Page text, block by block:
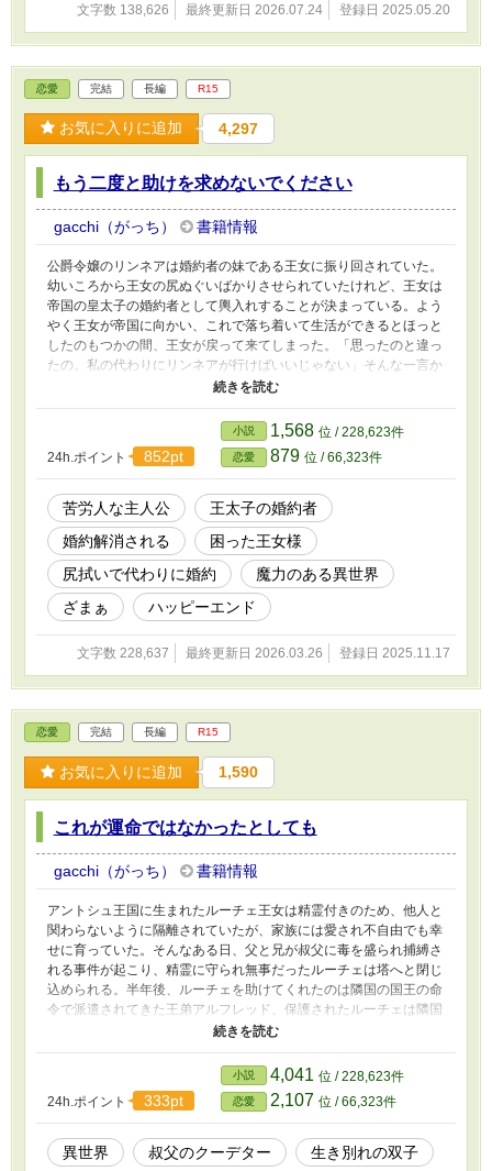
文字数 138,626 最終更新日 2026.07.24 登録日 2025.05.20
恋愛 完結 長編 R15
お気に入りに追加 4,297
もう二度と助けを求めないでください
gacchi（がっち） 書籍情報
公爵令嬢のリンネアは婚約者の妹である王女に振り回されていた。
幼いころから王女の尻ぬぐいばかりさせられていたけれど、王女は
帝国の皇太子の婚約者として輿入れすることが決まっている。よう
やく王女が帝国に向かい、これで落ち着いて生活ができるとほっと
したのもつかの間、王女が戻って来てしまった。「思ったのと違っ
たの。私の代わりにリンネアが行けばいいじゃない」そんな一言か
ら代わりの婚約者として帝国に向かうことになったリンネア。処刑
されることも覚悟して向かったけれど……。
24h.ポイント 852pt
小説 1,568 位 / 228,623件
恋愛 879 位 / 66,323件
苦労人な主人公
王太子の婚約者
婚約解消される
困った王女様
尻拭いで代わりに婚約
魔力のある異世界
ざまぁ
ハッピーエンド
文字数 228,637 最終更新日 2026.03.26 登録日 2025.11.17
恋愛 完結 長編 R15
お気に入りに追加 1,590
これが運命ではなかったとしても
gacchi（がっち） 書籍情報
アントシュ王国に生まれたルーチェ王女は精霊付きのため、他人と
関わらないように隔離されていたが、家族には愛され不自由でも幸
せに育っていた。そんなある日、父と兄が叔父に毒を盛られ捕縛さ
れる事件が起こり、精霊に守られ無事だったルーチェは塔へと閉じ
込められる。半年後、ルーチェを助けてくれたのは隣国の国王の命
令で派遣されてきた王弟アルフレッド。保護されたルーチェは隣国
へと連れて行かれるが、そこでは生き別れの双子の妹シンディが王
24h.ポイント 333pt
小説 4,041 位 / 228,623件
恋愛 2,107 位 / 66,323件
異世界 叔父のクーデター 生き別れの双子